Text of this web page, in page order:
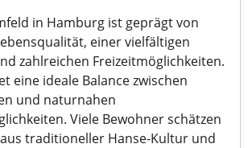
in Hamburg ist geprägt von
einer vielfältigen
zahlreichen Freizeitmöglichkeiten.
eine ideale Balance zwischen
und naturnahen
Viele Bewohner schätzen
traditioneller Hanse-Kultur und